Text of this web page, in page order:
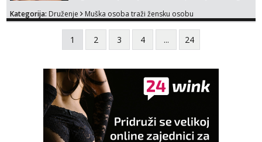
dobra zabava uz naknadu, trazim neku koja
bi dosla po mene da se odemo seksat
negdje u mrak, prije seksa dobijes odmah na
ruke, molim samo ozbiljne da se javljaju one
sumarcima itd be...
Kategorija: Druženje Muška osoba traži žensku osobu
1 2 3 4 ... 24